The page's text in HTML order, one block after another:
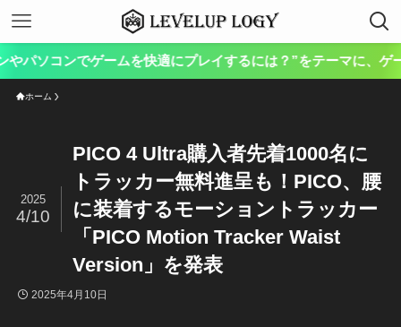
ホーム
PICO 4 Ultra購入者先着1000名に
トラッカー無料進呈も！PICO、腰
に装着するモーショントラッカー
「PICO Motion Tracker Waist
Version」を発表
2025
4/10
2025年4月10日